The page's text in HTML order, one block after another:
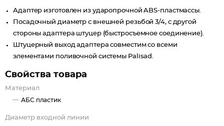
Адаптер изготовлен из ударопрочной ABS-пластмассы.
Посадочный диаметр с внешней резьбой 3/4, с другой
стороны адаптера штуцер (быстросъемное соединение).
Штуцерный выход адаптера совместим со всеми
элементами поливочной системы Palisad.
Свойства товара
Материал
АБС пластик
Диаметр входной линии